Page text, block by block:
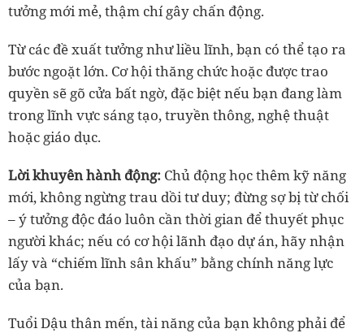
tưởng mới mẻ, thậm chí gây chấn động.
Từ các đề xuất tưởng như liều lĩnh, bạn có thể tạo ra
bước ngoặt lớn. Cơ hội thăng chức hoặc được trao
quyền sẽ gõ cửa bất ngờ, đặc biệt nếu bạn đang làm
trong lĩnh vực sáng tạo, truyền thông, nghệ thuật
hoặc giáo dục.
Lời khuyên hành động: Chủ động học thêm kỹ năng
mới, không ngừng trau dồi tư duy; đừng sợ bị từ chối
– ý tưởng độc đáo luôn cần thời gian để thuyết phục
người khác; nếu có cơ hội lãnh đạo dự án, hãy nhận
lấy và “chiếm lĩnh sân khấu” bằng chính năng lực
của bạn.
Tuổi Dậu thân mến, tài năng của bạn không phải để